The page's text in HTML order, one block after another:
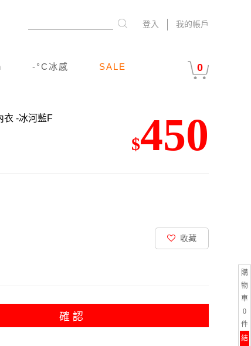
我的帳戶
登入
-°C冰感 SALE 0
購
物
車
0
件
結
衣 -冰河藍F
$450
收藏
確 認